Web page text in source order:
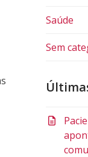
Saúde
Sem